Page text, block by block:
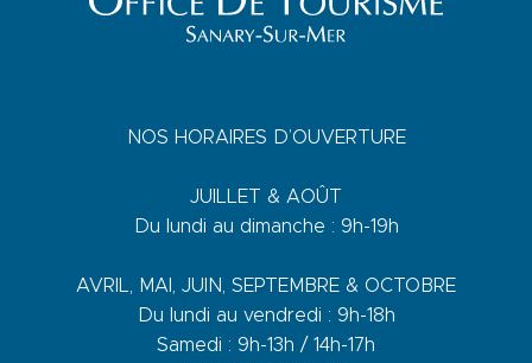
NOS HORAIRES D’OUVERTURE
JUILLET & AOÛT
Du lundi au dimanche : 9h-19h
AVRIL, MAI, JUIN, SEPTEMBRE & OCTOBRE
Du lundi au vendredi : 9h-18h
Samedi : 9h-13h / 14h-17h